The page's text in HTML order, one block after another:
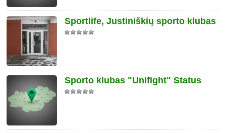
Sportlife, Justiniškių sporto klubas
Sporto klubas "Unifight" Status